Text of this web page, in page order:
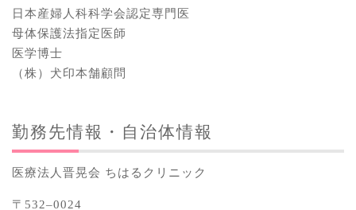
日本産婦人科科学会認定専門医
母体保護法指定医師
医学博士
（株）犬印本舗顧問
勤務先情報・自治体情報
医療法人晋晃会 ちはるクリニック
〒532–0024